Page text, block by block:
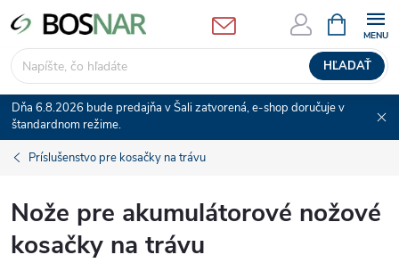
Prejsť
na
obsah
HĽADAŤ
KOŠÍK
Dňa 6.8.2026 bude predajňa v Šali zatvorená, e-shop doručuje v
štandardnom režime.
Príslušenstvo pre kosačky na trávu
Nože pre akumulátorové nožové
kosačky na trávu